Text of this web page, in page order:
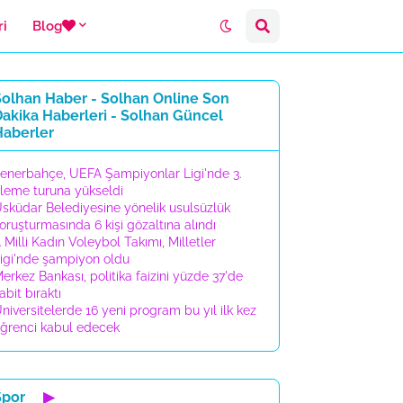
Blog
Haber - Solhan Online Son
Haberleri - Solhan Güncel
UEFA Şampiyonlar Ligi'nde 3.
turuna yükseldi
Belediyesine yönelik usulsüzlük
6 kişi gözaltına alındı
Milli Kadın Voleybol Takımı, Milletler
şampiyon oldu
Bankası, politika faizini yüzde 37'de
bıraktı
16 yeni program bu yıl ilk kez
kabul edecek
▶